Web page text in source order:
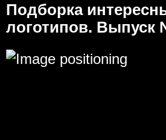
Подборка
логотипов. Выпуск